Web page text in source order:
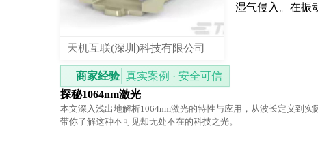
天机互联(深圳)科技有限公司
湿气侵入。在振
商家经验 真实案例 · 安全可信
探秘1064nm激光
本文深入浅出地解析1064nm激光的特性与应用，从波长定义到实
带你了解这种不可见却无处不在的科技之光。